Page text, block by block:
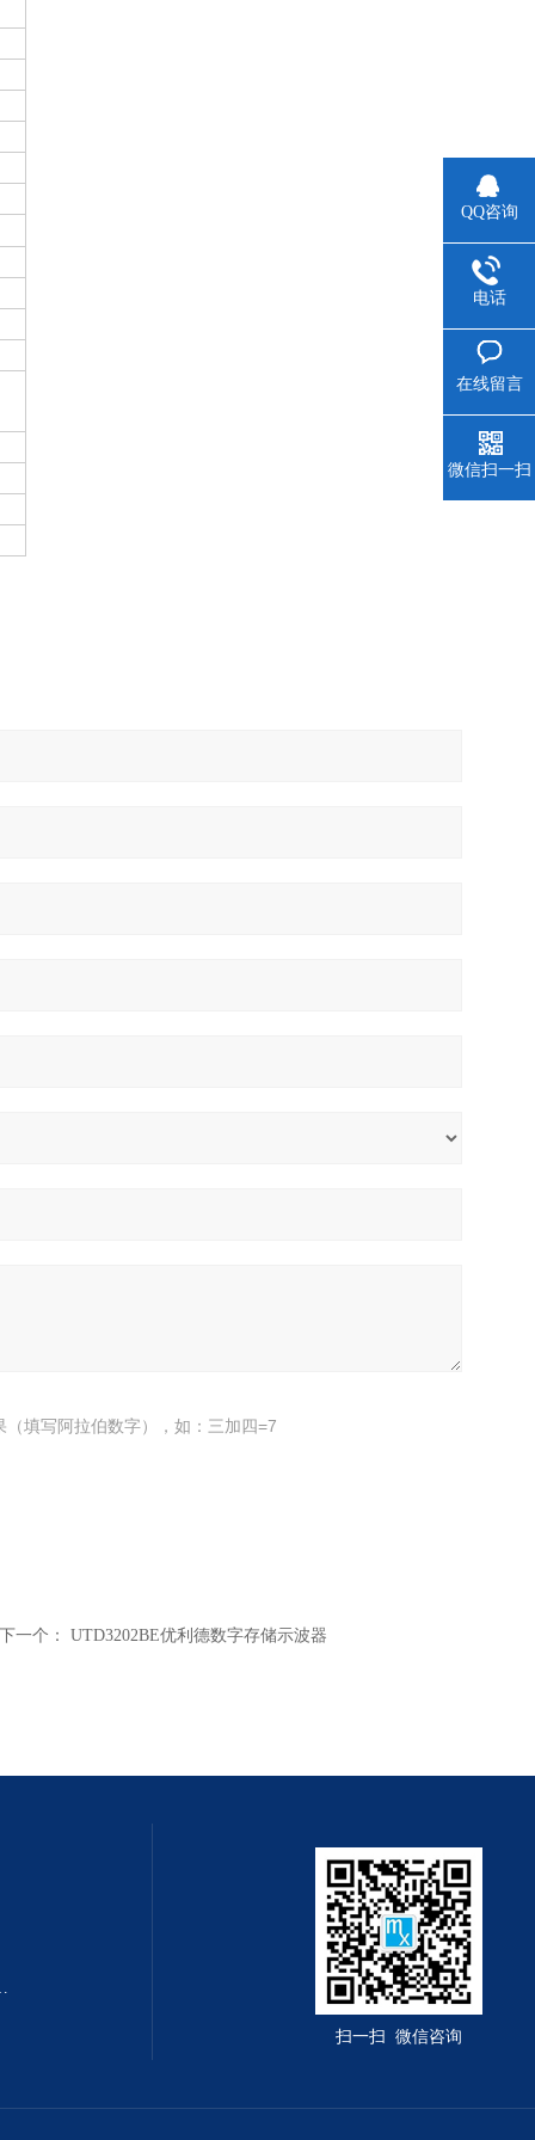
（填写阿拉伯数字），如：三加四=7
下一个： UTD3202BE优利德数字存储示波器
杭州奋乐厂家
扫一扫 微信咨询
QQ咨询
电话
在线留言
微信扫一扫